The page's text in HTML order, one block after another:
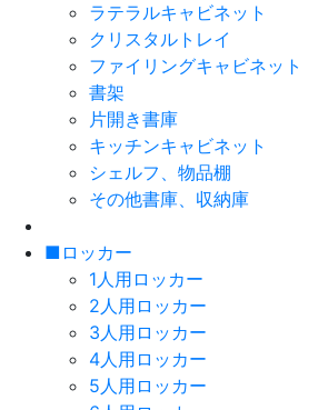
ラテラルキャビネット
クリスタルトレイ
ファイリングキャビネット
書架
片開き書庫
キッチンキャビネット
シェルフ、物品棚
その他書庫、収納庫
■ロッカー
1人用ロッカー
2人用ロッカー
3人用ロッカー
4人用ロッカー
5人用ロッカー